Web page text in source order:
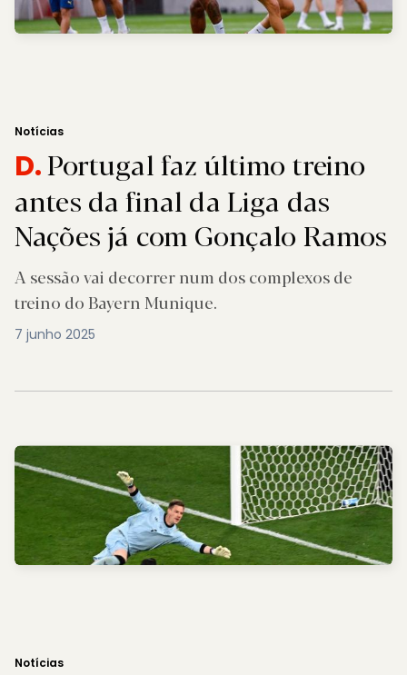
Notícias
D.Portugal faz último treino
antes da final da Liga das
Nações já com Gonçalo Ramos
A sessão vai decorrer num dos complexos de
treino do Bayern Munique.
7 junho 2025
Notícias